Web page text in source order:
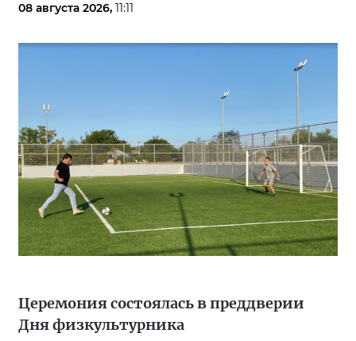
08 августа 2026, 11:11
Церемония состоялась в преддверии
Дня физкультурника